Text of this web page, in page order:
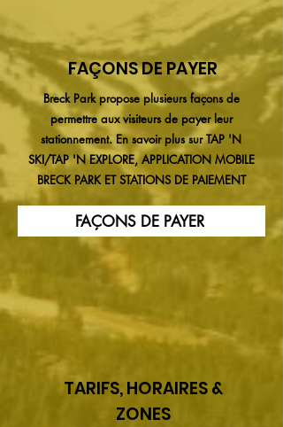
FAÇONS DE PAYER
Breck Park propose plusieurs façons de
permettre aux visiteurs de payer leur
stationnement. En savoir plus sur TAP 'N
SKI/TAP 'N EXPLORE, APPLICATION MOBILE
BRECK PARK ET STATIONS DE PAIEMENT
FAÇONS DE PAYER
TARIFS, HORAIRES &
ZONES